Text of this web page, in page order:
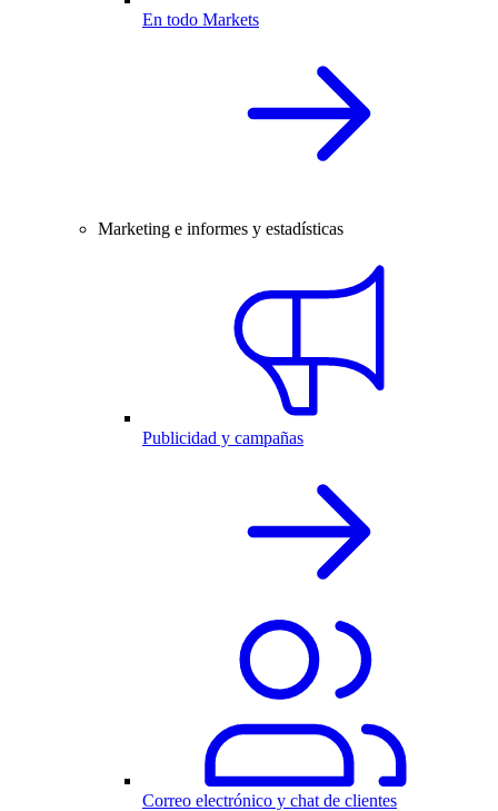
En todo Markets
Marketing e informes y estadísticas
Publicidad y campañas
Correo electrónico y chat de clientes